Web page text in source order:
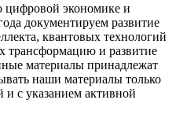
экономике и
документируем развитие
квантовых технологий
трансформацию и развитие
материалы принадлежат
наши материалы только
и с указанием активной